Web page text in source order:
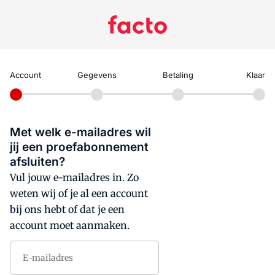
Account Gegevens Betaling Klaar
Met welk e-mailadres wil
jij een proefabonnement
afsluiten?
Vul jouw e-mailadres in. Zo
weten wij of je al een account
bij ons hebt of dat je een
account moet aanmaken.
E-mailadres